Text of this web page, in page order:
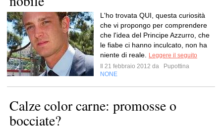
L'ho trovata QUI, questa curiosità
che vi propongo per comprendere
che l'idea del Principe Azzurro, che
le fiabe ci hanno inculcato, non ha
niente di reale.
Leggere il seguito
Il 21 febbraio 2012 da
Pupottina
NONE
Calze color carne: promosse o
bocciate?